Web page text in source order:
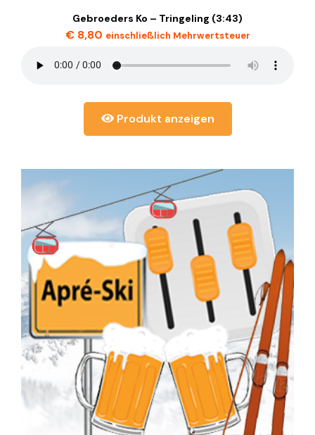
Gebroeders Ko – Tringeling (3:43)
€8,80 einschließlich Mehrwertsteuer
Produkt anzeigen